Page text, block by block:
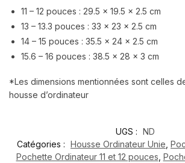
11 – 12 pouces : 29.5 x 19.5 x 2.5 cm
13 – 13.3 pouces : 33 x 23 x 2.5 cm
14 – 15 pouces : 35.5 x 24 x 2.5 cm
15.6 – 16 pouces : 38.5 x 28 x 3 cm
*Les dimensions mentionnées sont celles
housse d’ordinateur
UGS : ND
Catégories : Housse Ordinateur Unie
Pochette Ordinateur 11 et 12 pouces